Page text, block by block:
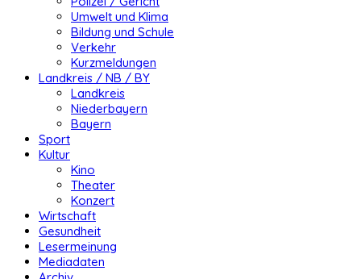
Umwelt und Klima
Bildung und Schule
Verkehr
Kurzmeldungen
Landkreis / NB / BY
Landkreis
Niederbayern
Bayern
Sport
Kultur
Kino
Theater
Konzert
Wirtschaft
Gesundheit
Lesermeinung
Mediadaten